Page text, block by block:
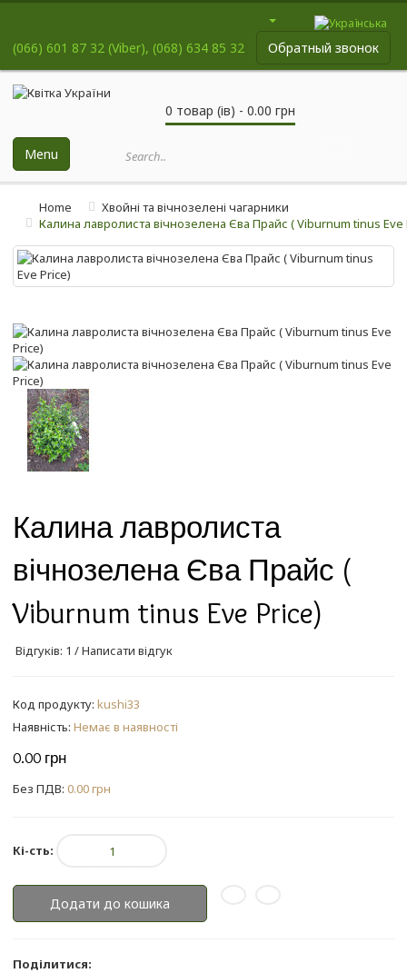
(066) 601 87 32 (Viber), (068) 634 85 32 Обратный звонок
0 товар (ів) - 0.00 грн
Menu
Home
Хвойні та вічнозелені чагарники
Калина лавролиста вічнозелена Єва Прайс ( Viburnum tinus Eve
Калина лавролиста
вічнозелена Єва Прайс (
Viburnum tinus Eve Price)
Відгуків: 1 /Написати відгук
Код продукту: kushi33
Наявність: Немає в наявності
0.00 грн
Без ПДВ: 0.00 грн
Кі-сть:
Додати до кошика
Поділитися: